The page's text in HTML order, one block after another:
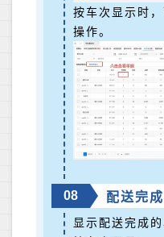
按车次显示时
操作。
08 配送完成
显示配送完成